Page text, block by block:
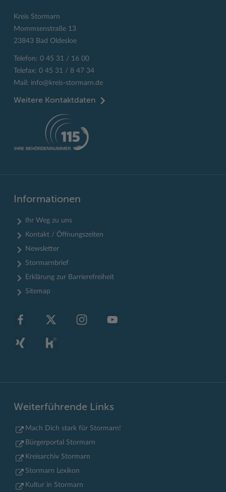
Kreis Stormarn
Mommsenstraße 13
23843 Bad Oldesloe
Telefon: 0 45 31 / 16 00
Telefax: 0 45 31 / 8 47 34
Mail: info@kreis-stormarn.de
Weitere Kontaktdaten
Informationen
Ihr Weg zu uns
Kontakt / Öffnungszeiten
Newsletter
Stormarnbrief
Erklärung zur Barrierefreiheit
Sitemap
Weiterführende Links
Mach Dich stark für Stormarn!
Bürgerportal Stormarn
Kreisarchiv Stormarn
Stormarn Lexikon
Kultur in Stormarn